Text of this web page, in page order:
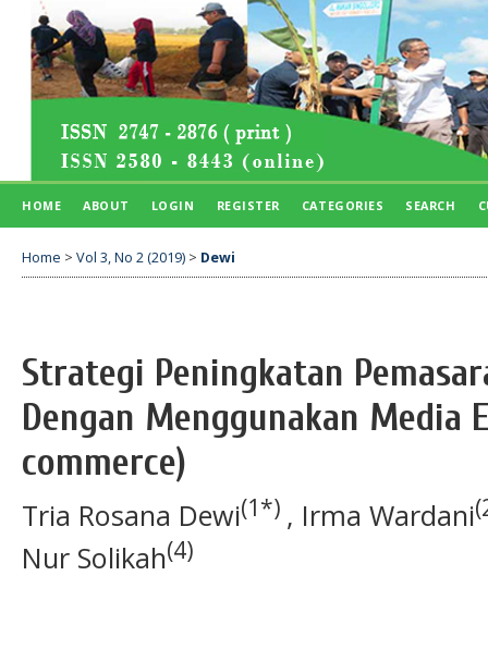
HOME ABOUT LOGIN REGISTER CATEGORIES SEARCH
Home > Vol 3, No 2 (2019) > Dewi
Strategi Peningkatan
Dengan Menggunakan Media
commerce)
Tria Rosana Dewi(1*) , Irma Wardani
Nur Solikah(4)